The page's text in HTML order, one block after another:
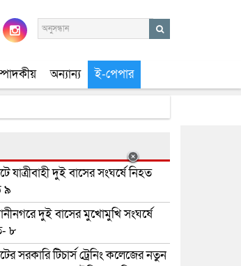
অন্যান্য ই-পেপার
যাত্রীবাহী দুই বাসের সংঘর্ষে নিহত
৯
দুই বাসের মুখোমুখি সংঘর্ষে
৮
সরকারি টিচার্স ট্রেনিং কলেজের নতুন